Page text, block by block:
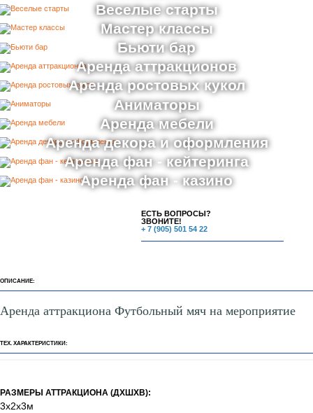
Веселые старты
Мастер классы
Бьюти бар
Аренда аттракционов
Аренда ростовых кукол
Аниматоры
Аренда мебели
Аренда декора и оформления
Аренда фан - кейтеринга
Аренда фан - казино
ЕСТЬ ВОПРОСЫ?
ЗВОНИТЕ!
+ 7 (905) 501 54 22
ОПИСАНИЕ:
Аренда аттракциона Футбольный мяч на мероприятие
ТЕХ. ХАРАКТЕРИСТИКИ:
РАЗМЕРЫ АТТРАКЦИОНА (ДХШХВ):
3х2х3м